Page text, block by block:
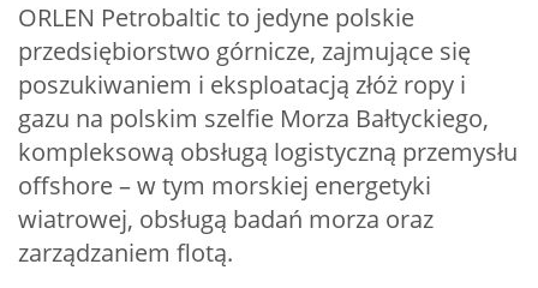
ORLEN Petrobaltic to jedyne polskie
przedsiębiorstwo górnicze, zajmujące się
poszukiwaniem i eksploatacją złóż ropy i
gazu na polskim szelfie Morza Bałtyckiego,
kompleksową obsługą logistyczną przemysłu
offshore – w tym morskiej energetyki
wiatrowej, obsługą badań morza oraz
zarządzaniem flotą.